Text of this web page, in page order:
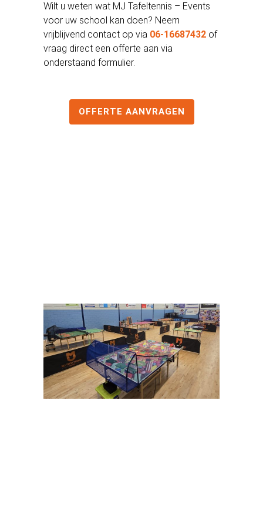
Wilt u weten wat MJ Tafeltennis – Events
voor uw school kan doen? Neem
vrijblijvend contact op via 06-16687432 of
vraag direct een offerte aan via
onderstaand formulier.
OFFERTE AANVRAGEN